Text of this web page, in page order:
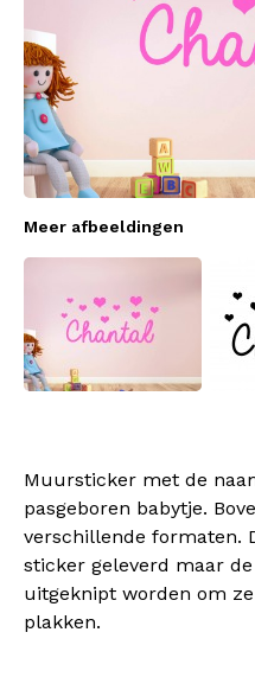
Meer afbeeldingen
Muursticker met de
pasgeboren babytje.
verschillende formaten.
sticker geleverd maar
uitgeknipt worden om
plakken.